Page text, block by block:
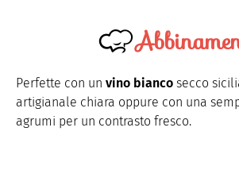
Perfette con un vino bianco secco
artigianale chiara oppure con una
agrumi per un contrasto fresco.